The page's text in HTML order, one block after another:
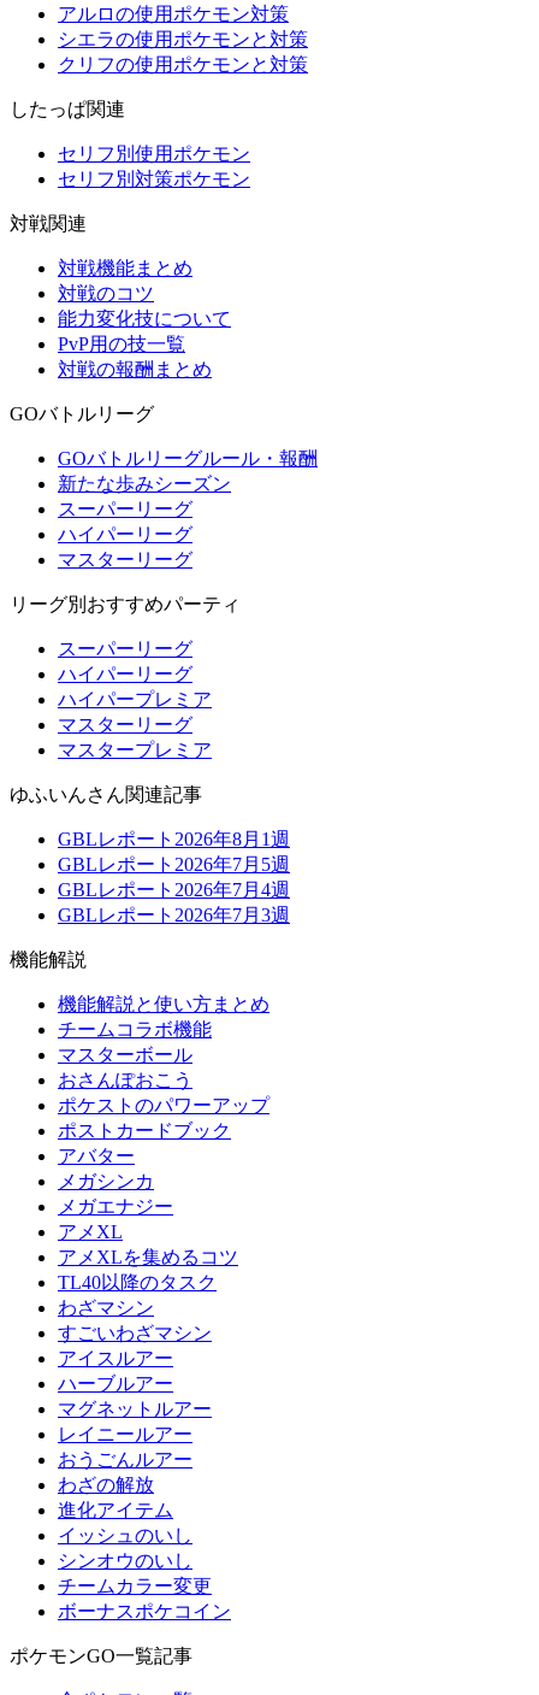
アルロの使用ポケモン対策
シエラの使用ポケモンと対策
クリフの使用ポケモンと対策
したっぱ関連
セリフ別使用ポケモン
セリフ別対策ポケモン
対戦関連
対戦機能まとめ
対戦のコツ
能力変化技について
PvP用の技一覧
対戦の報酬まとめ
GOバトルリーグ
GOバトルリーグルール・報酬
新たな歩みシーズン
スーパーリーグ
ハイパーリーグ
マスターリーグ
リーグ別おすすめパーティ
スーパーリーグ
ハイパーリーグ
ハイパープレミア
マスターリーグ
マスタープレミア
ゆふいんさん関連記事
GBLレポート2026年8月1週
GBLレポート2026年7月5週
GBLレポート2026年7月4週
GBLレポート2026年7月3週
機能解説
機能解説と使い方まとめ
チームコラボ機能
マスターボール
おさんぽおこう
ポケストのパワーアップ
ポストカードブック
アバター
メガシンカ
メガエナジー
アメXL
アメXLを集めるコツ
TL40以降のタスク
わざマシン
すごいわざマシン
アイスルアー
ハーブルアー
マグネットルアー
レイニールアー
おうごんルアー
わざの解放
進化アイテム
イッシュのいし
シンオウのいし
チームカラー変更
ボーナスポケコイン
ポケモンGO一覧記事